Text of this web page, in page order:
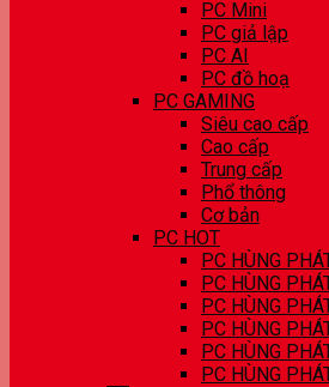
PC Mini
PC giả lập
PC AI
PC đồ hoạ
PC GAMING
Siêu cao cấp
Cao cấp
Trung cấp
Phổ thông
Cơ bản
PC HOT
PC HÙNG
PC HÙNG
PC HÙNG
PC HÙNG
PC HÙNG
PC HÙNG